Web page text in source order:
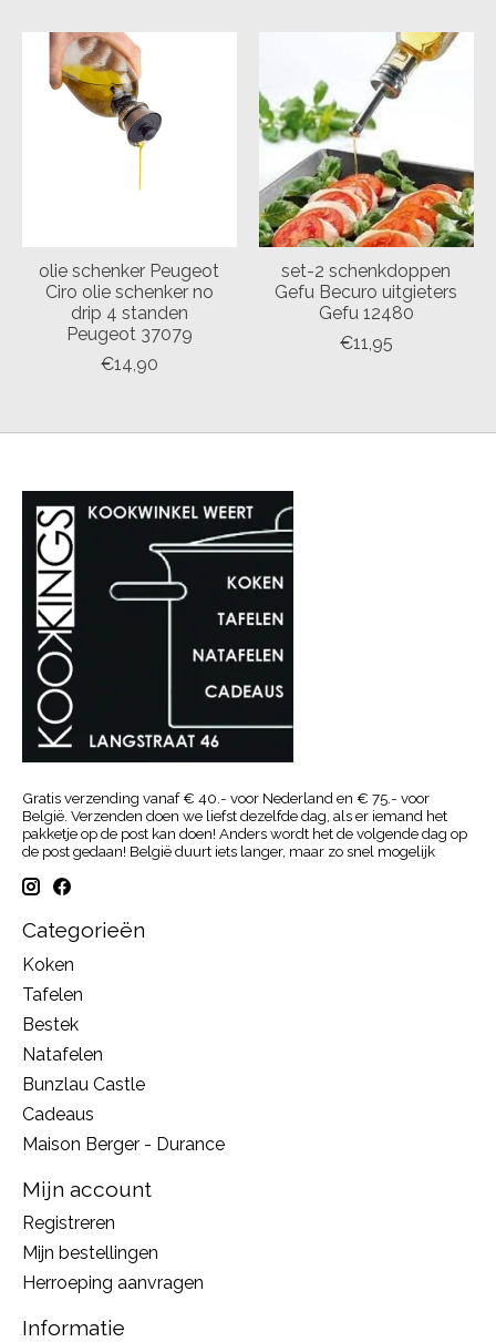
olie schenker Peugeot
Ciro olie schenker no
drip 4 standen
Peugeot 37079
€14,90
set-2 schenkdoppen
Gefu Becuro uitgieters
Gefu 12480
€11,95
Gratis verzending vanaf € 40.- voor Nederland en € 75.- voor
België. Verzenden doen we liefst dezelfde dag, als er iemand het
pakketje op de post kan doen! Anders wordt het de volgende dag op
de post gedaan! België duurt iets langer, maar zo snel mogelijk
Categorieën
Koken
Tafelen
Bestek
Natafelen
Bunzlau Castle
Cadeaus
Maison Berger - Durance
Mijn account
Registreren
Mijn bestellingen
Herroeping aanvragen
Informatie